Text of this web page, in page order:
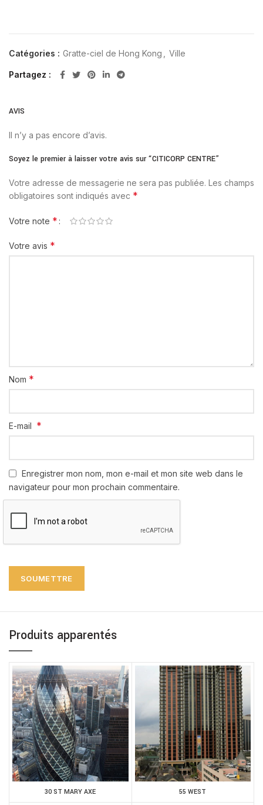
Catégories : Gratte-ciel de Hong Kong Ville
Partagez
AVIS
Il n’y a pas encore d’avis.
Soyez le premier à laisser votre avis sur “CITICORP CENTRE”
Votre adresse de messagerie ne sera pas publiée. Les champs
obligatoires sont indiqués avec *
Votre note *
Votre avis *
Nom *
E-mail *
Enregistrer mon nom, mon e-mail et mon site web dans le
navigateur pour mon prochain commentaire.
Produits apparentés
30 ST MARY AXE 55 WEST